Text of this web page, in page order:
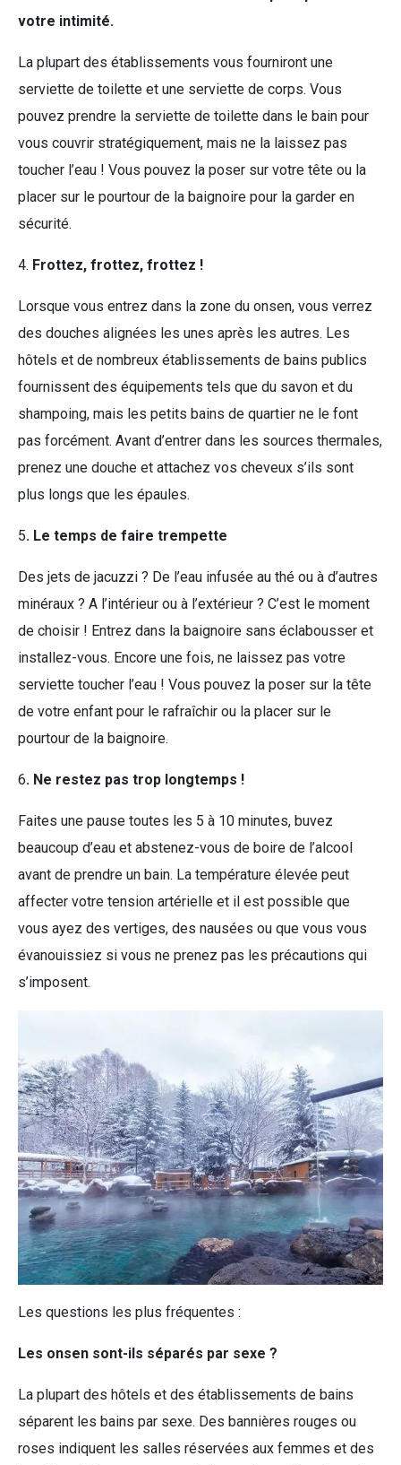
votre intimité.
La plupart des établissements vous fourniront une
serviette de toilette et une serviette de corps. Vous
pouvez prendre la serviette de toilette dans le bain pour
vous couvrir stratégiquement, mais ne la laissez pas
toucher l’eau ! Vous pouvez la poser sur votre tête ou la
placer sur le pourtour de la baignoire pour la garder en
sécurité.
4. Frottez, frottez, frottez !
Lorsque vous entrez dans la zone du onsen, vous verrez
des douches alignées les unes après les autres. Les
hôtels et de nombreux établissements de bains publics
fournissent des équipements tels que du savon et du
shampoing, mais les petits bains de quartier ne le font
pas forcément. Avant d’entrer dans les sources thermales,
prenez une douche et attachez vos cheveux s’ils sont
plus longs que les épaules.
5. Le temps de faire trempette
Des jets de jacuzzi ? De l’eau infusée au thé ou à d’autres
minéraux ? A l’intérieur ou à l’extérieur ? C’est le moment
de choisir ! Entrez dans la baignoire sans éclabousser et
installez-vous. Encore une fois, ne laissez pas votre
serviette toucher l’eau ! Vous pouvez la poser sur la tête
de votre enfant pour le rafraîchir ou la placer sur le
pourtour de la baignoire.
6. Ne restez pas trop longtemps !
Faites une pause toutes les 5 à 10 minutes, buvez
beaucoup d’eau et abstenez-vous de boire de l’alcool
avant de prendre un bain. La température élevée peut
affecter votre tension artérielle et il est possible que
vous ayez des vertiges, des nausées ou que vous vous
évanouissiez si vous ne prenez pas les précautions qui
s’imposent.
Les questions les plus fréquentes :
Les onsen sont-ils séparés par sexe ?
La plupart des hôtels et des établissements de bains
séparent les bains par sexe. Des bannières rouges ou
roses indiquent les salles réservées aux femmes et des